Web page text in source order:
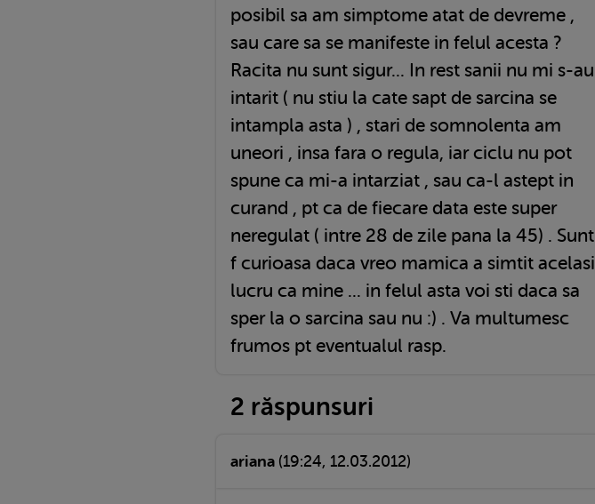
posibil sa am simptome atat de devreme ,
sau care sa se manifeste in felul acesta ?
Racita nu sunt sigur... In rest sanii nu mi s-au
intarit ( nu stiu la cate sapt de sarcina se
intampla asta ) , stari de somnolenta am
uneori , insa fara o regula, iar ciclu nu pot
spune ca mi-a intarziat , sau ca-l astept in
curand , pt ca de fiecare data este super
neregulat ( intre 28 de zile pana la 45) . Sunt
f curioasa daca vreo mamica a simtit acelasi
lucru ca mine ... in felul asta voi sti daca sa
sper la o sarcina sau nu :) . Va multumesc
frumos pt eventualul rasp.
2 răspunsuri
ariana (19:24, 12.03.2012)